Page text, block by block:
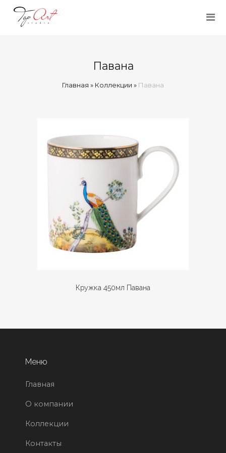
Павана
Главная » Коллекции » Павана
Кружка 450мл Павана
Меню
Главная
О компании
Коллекции
Контакты